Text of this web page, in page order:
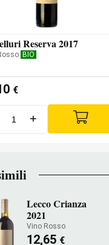
Reserva 2017
BIO
€
+
Lecco Crianza
2021
Vino Rosso
12,65 €